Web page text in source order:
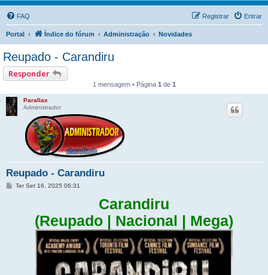
FAQ Entrar
Registrar
Portal Índice do fórum Administração Novidades
Reupado - Carandiru
Responder
1 mensagem • Página 1 de 1
Parallax
Administrador
Reupado - Carandiru
MTer Set 16, 2025 06:31
Carandiru
(Reupado | Nacional | Mega)